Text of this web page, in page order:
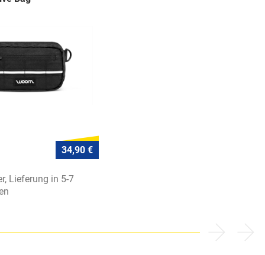
34,90 €
Lieferung in 5-7